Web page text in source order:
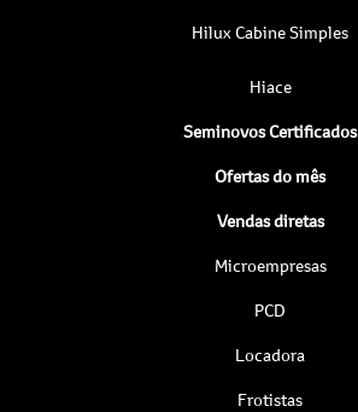
Hilux Cabine Simples
Hiace
Seminovos Certificados
Ofertas do mês
Vendas diretas
Microempresas
PCD
Locadora
Frotistas